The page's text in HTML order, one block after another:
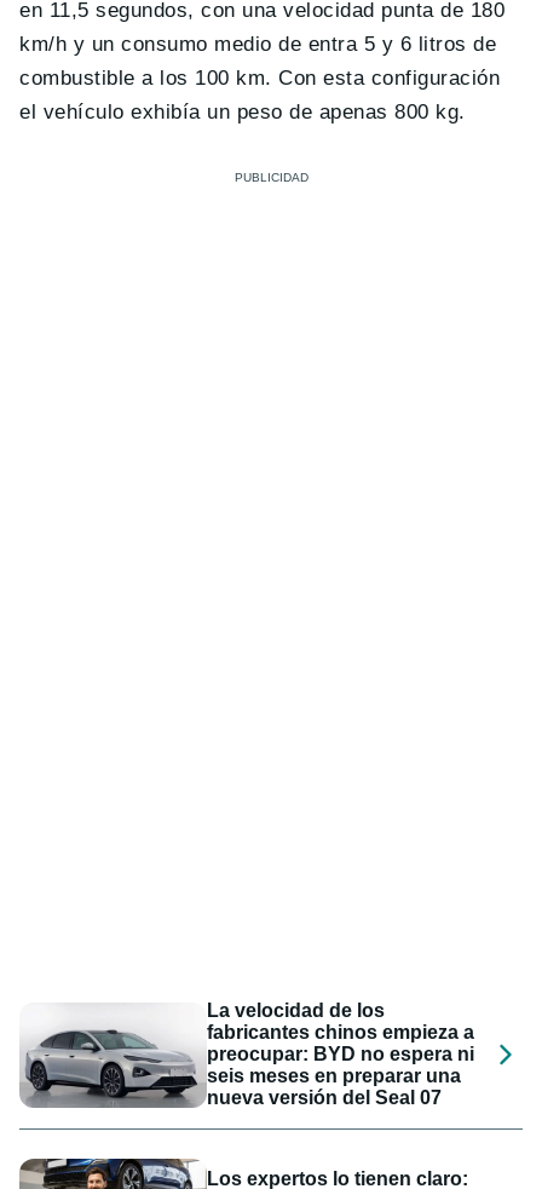
en 11,5 segundos, con una velocidad punta de 180
km/h y un consumo medio de entra 5 y 6 litros de
combustible a los 100 km. Con esta configuración
el vehículo exhibía un peso de apenas 800 kg.
La velocidad de los
fabricantes chinos empieza a
preocupar: BYD no espera ni
seis meses en preparar una
nueva versión del Seal 07
Los expertos lo tienen claro: